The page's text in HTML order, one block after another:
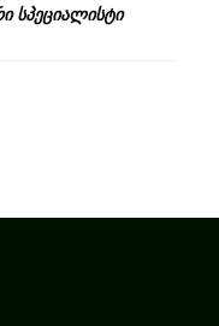
სპეციალისტი